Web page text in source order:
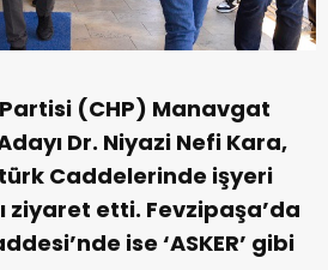
(CHP) Manavgat
Dr. Niyazi Nefi Kara,
Caddelerinde işyeri
ziyaret etti. Fevzipaşa’da
ise ‘ASKER’ gibi